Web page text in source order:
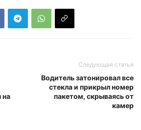
на
Следующая статья
Водитель затонировал все
стекла и прикрыл номер
пакетом, скрываясь от
камер